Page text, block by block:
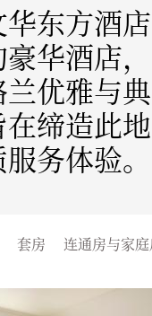
东方酒
华酒店
优雅与
缔造此
务体验。
套房 连通房与家